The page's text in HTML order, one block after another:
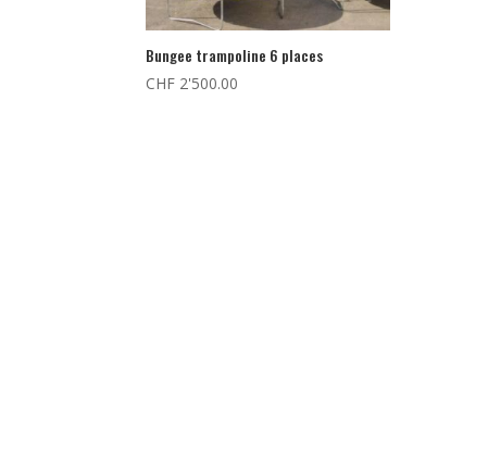
Bungee trampoline 6 places
CHF 2'500.00